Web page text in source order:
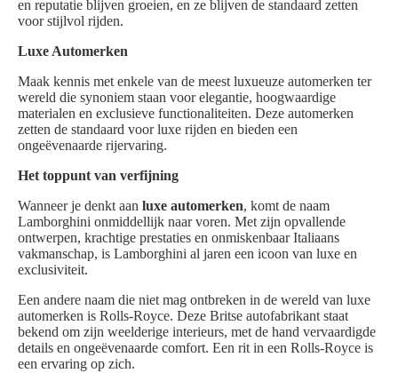
en reputatie blijven groeien, en ze blijven de standaard zetten
voor stijlvol rijden.
Luxe Automerken
Maak kennis met enkele van de meest luxueuze automerken ter
wereld die synoniem staan voor elegantie, hoogwaardige
materialen en exclusieve functionaliteiten. Deze automerken
zetten de standaard voor luxe rijden en bieden een
ongeëvenaarde rijervaring.
Het toppunt van verfijning
Wanneer je denkt aan luxe automerken, komt de naam
Lamborghini onmiddellijk naar voren. Met zijn opvallende
ontwerpen, krachtige prestaties en onmiskenbaar Italiaans
vakmanschap, is Lamborghini al jaren een icoon van luxe en
exclusiviteit.
Een andere naam die niet mag ontbreken in de wereld van luxe
automerken is Rolls-Royce. Deze Britse autofabrikant staat
bekend om zijn weelderige interieurs, met de hand vervaardigde
details en ongeëvenaarde comfort. Een rit in een Rolls-Royce is
een ervaring op zich.